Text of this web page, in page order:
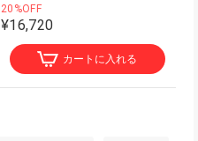
20%OFF
¥16,720
カートに入れる